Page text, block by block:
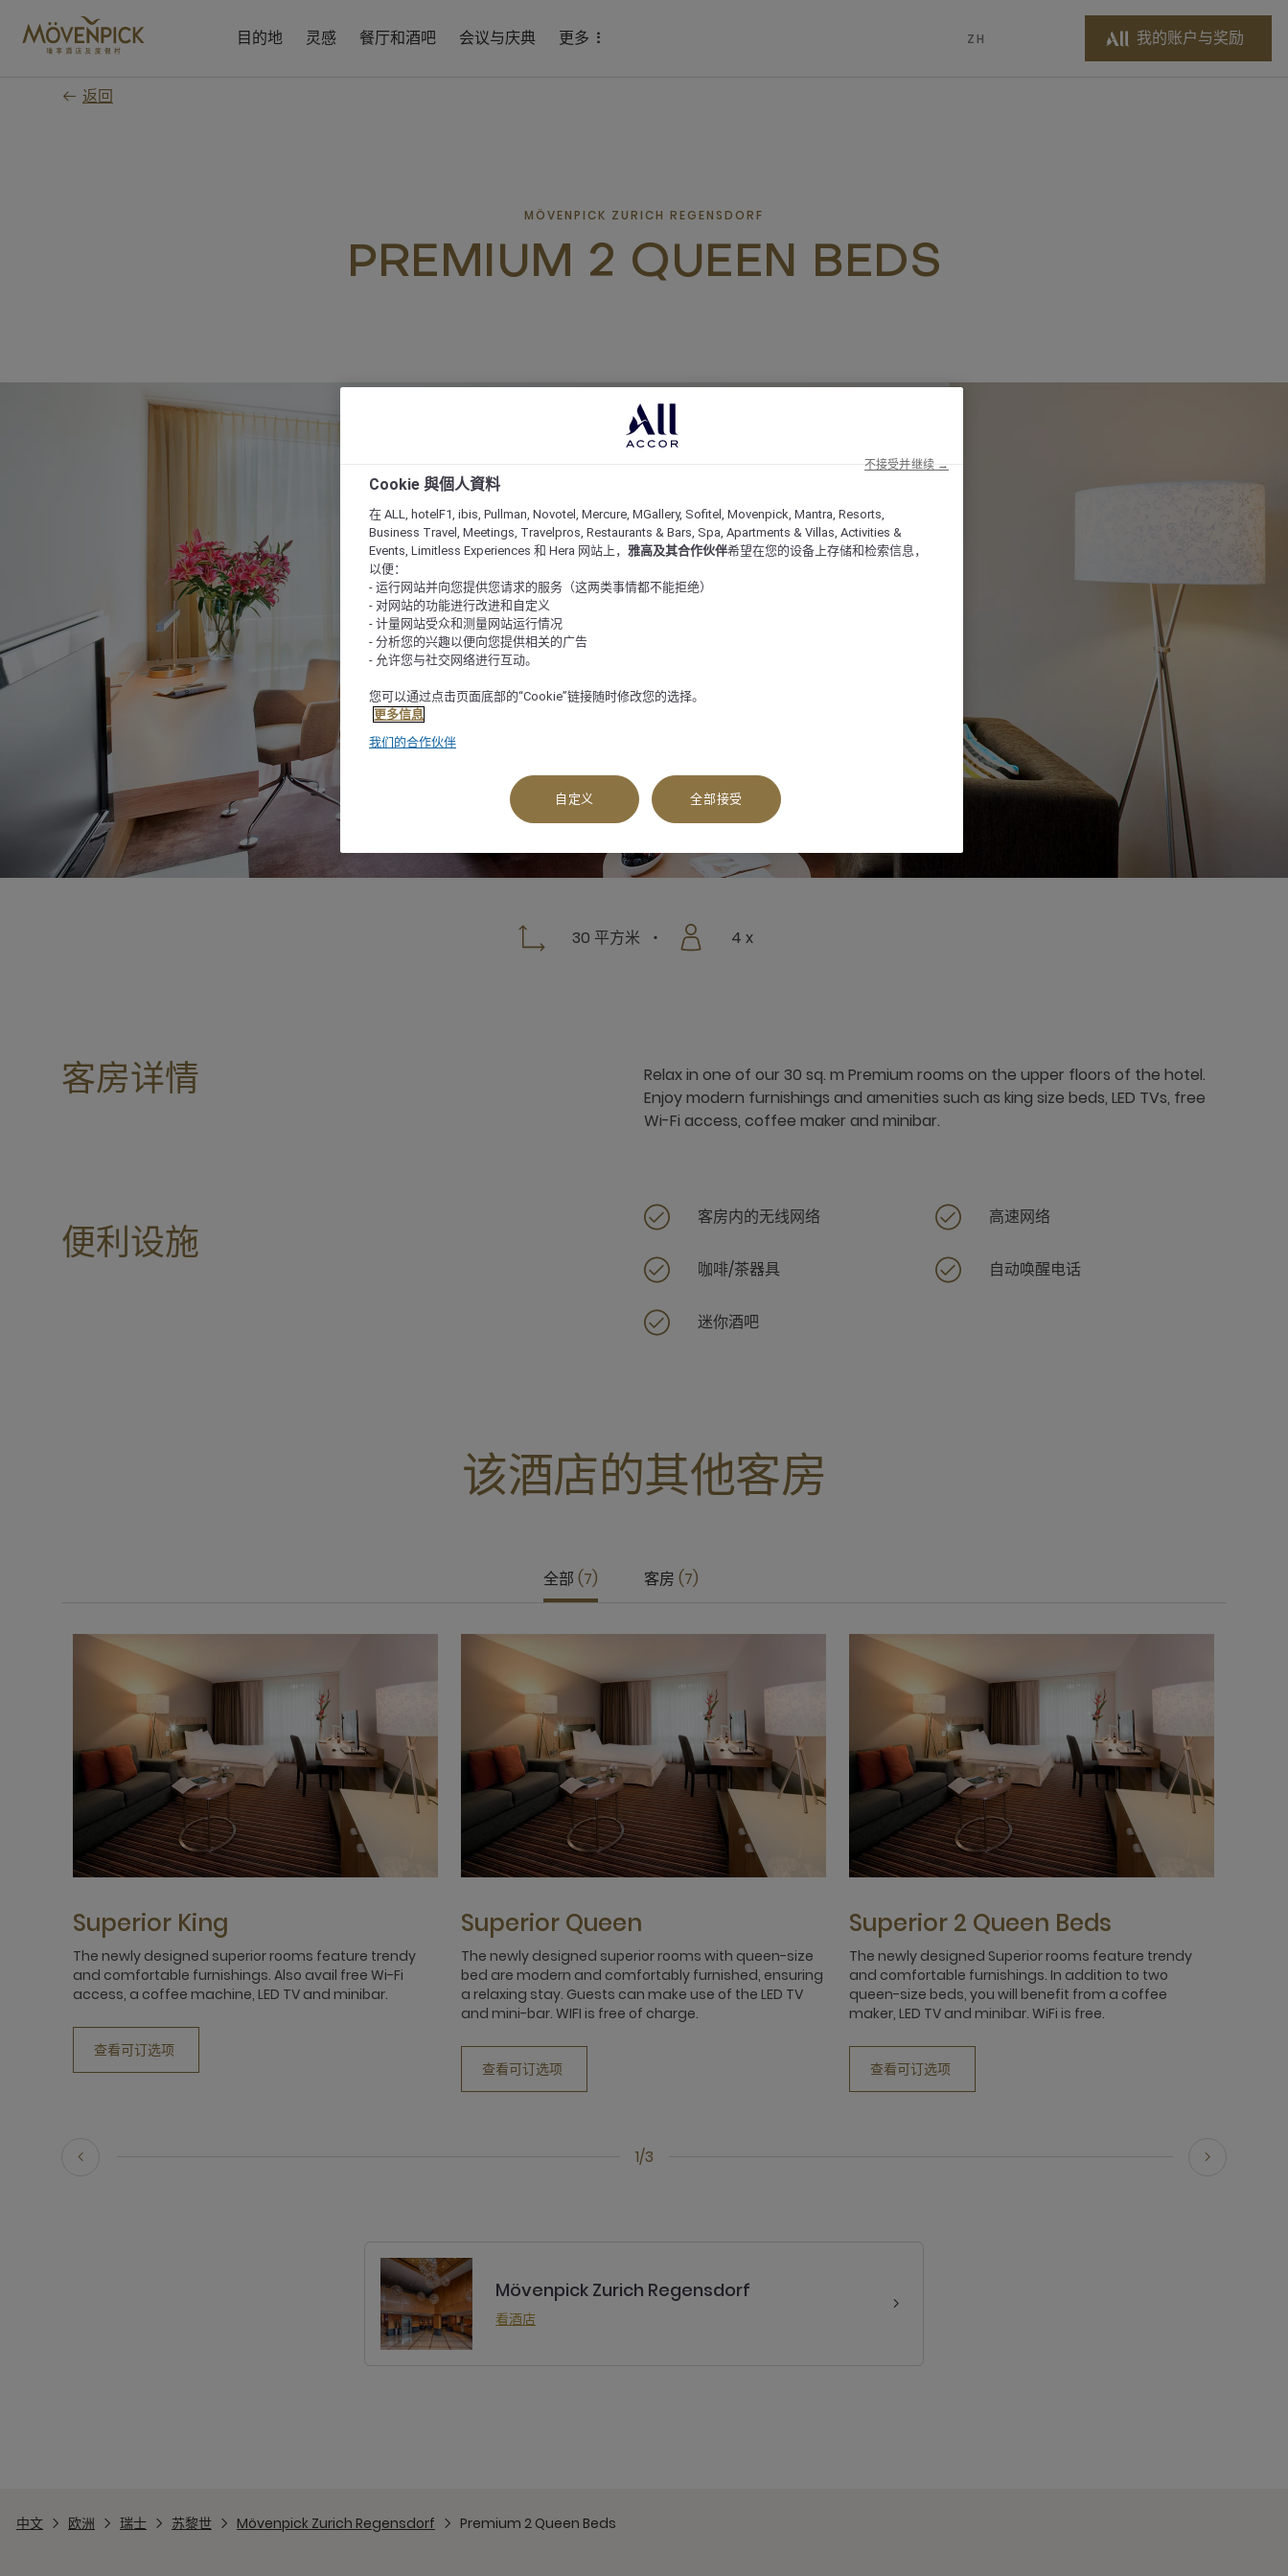
目的地 灵感 餐厅和酒吧 会议与庆典 更多 ZH 我的账户与奖励
返回
MÖVENPICK ZURICH REGENSDORF
PREMIUM 2 QUEEN BEDS
查看可订选项
30 平方米 4 x
客房详情
Relax in one of our 30 sq. m Premium rooms on the upper floors of the hotel.
Enjoy modern furnishings and amenities such as king size beds, LED TVs, free
Wi-Fi access, coffee maker and minibar.
便利设施
客房内的无线网络 高速网络
咖啡/茶器具 自动唤醒电话
迷你酒吧
该酒店的其他客房
全部 7 客房 7
1/3
Superior King
The newly designed superior rooms feature trendy
and comfortable furnishings. Also avail free Wi-Fi
access, a coffee machine, LED TV and minibar.
查看可订选项
Superior Queen
The newly designed superior rooms with queen-size
bed are modern and comfortably furnished, ensuring
a relaxing stay. Guests can make use of the LED TV
and mini-bar. WIFI is free of charge.
查看可订选项
Superior 2 Queen Beds
The newly designed Superior rooms feature trendy
and comfortable furnishings. In addition to two
queen-size beds, you will benefit from a coffee
maker, LED TV and minibar. WiFi is free.
查看可订选项
Mövenpick Zurich Regensdorf
看酒店
中文 欧洲 瑞士 苏黎世 Mövenpick Zurich Regensdorf Premium 2 Queen Beds
Cookie 與個人資料
在 ALL, hotelF1, ibis, Pullman, Novotel, Mercure, MGallery, Sofitel, Movenpick, Mantra, Resorts,
Business Travel, Meetings, Travelpros, Restaurants & Bars, Spa, Apartments & Villas, Activities &
Events, Limitless Experiences 和 Hera 网站上， 雅高及其合作伙伴希望在您的设备上存储和检索信息，
以便：
- 运行网站并向您提供您请求的服务（这两类事情都不能拒绝）
- 对网站的功能进行改进和自定义
- 计量网站受众和测量网站运行情况
- 分析您的兴趣以便向您提供相关的广告
- 允许您与社交网络进行互动。
您可以通过点击页面底部的“Cookie”链接随时修改您的选择。
更多信息
我们的合作伙伴
自定义 全部接受
不接受并继续 →